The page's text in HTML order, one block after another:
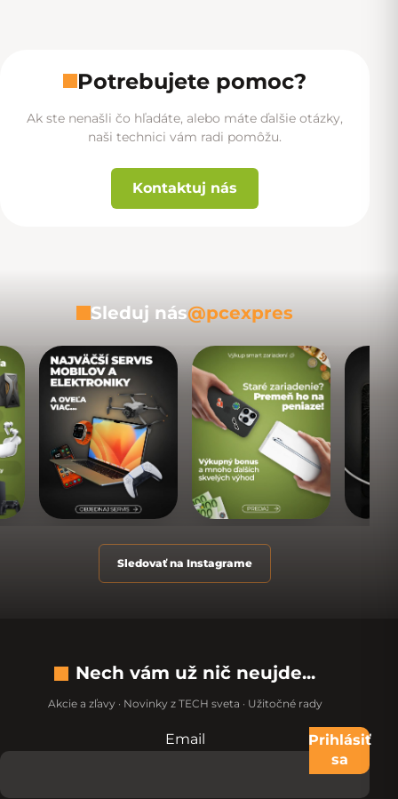
Potrebujete pomoc?
Ak ste nenašli čo hľadáte, alebo máte ďalšie otázky,
naši technici vám radi pomôžu.
Kontaktuj nás
Sleduj nás@pcexpres
Sledovať na Instagrame
Nech vám už nič neujde...
Akcie a zľavy · Novinky z TECH sveta · Užitočné rady
Nevypĺňajte toto pole:
Email
Prihlásiť
sa